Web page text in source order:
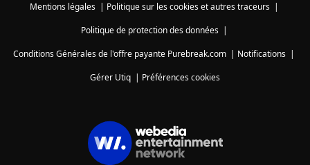
Mentions légales| Politique sur les cookies et autres traceurs|
Politique de protection des données|
Conditions Générales de l'offre payante Purebreak.com | Notifications |
Gérer Utiq | Préférences cookies